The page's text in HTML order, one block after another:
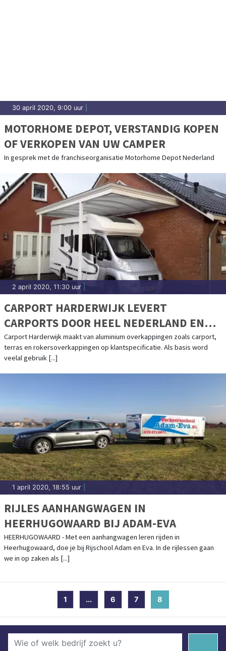
30 april 2020, 9:00 uur
MOTORHOME DEPOT, VERSTANDIG KOPEN
OF VERKOPEN VAN UW CAMPER
In gesprek met de franchiseorganisatie Motorhome Depot Nederland
2 april 2020, 11:30 uur
CARPORT HARDERWIJK LEVERT
CARPORTS DOOR HEEL NEDERLAND EN
BELGIË
Carport Harderwijk maakt van aluminium overkappingen zoals carport,
terras en rokersoverkappingen op klantspecificatie. Als basis word
veelal gebruik [...]
1 april 2020, 18:55 uur
RIJLES AANHANGWAGEN IN
HEERHUGOWAARD BIJ ADAM-EVA
HEERHUGOWAARD - Met een aanhangwagen leren rijden in
Heerhugowaard, doe je bij Rijschool Adam en Eva. In de rijlessen gaan
we in op zaken als [...]
1 ... 6 7 8